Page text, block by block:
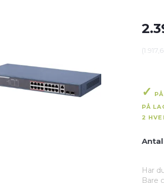
(
PÅ
2
Antal
Har
Bare